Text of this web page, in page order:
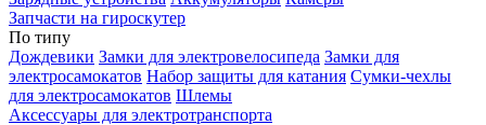
Запчасти на гироскутер
По типу
Дождевики Замки для электровелосипеда Замки для
электросамокатов Набор защиты для катания Сумки-чехлы
для электросамокатов Шлемы
Аксессуары для электротранспорта